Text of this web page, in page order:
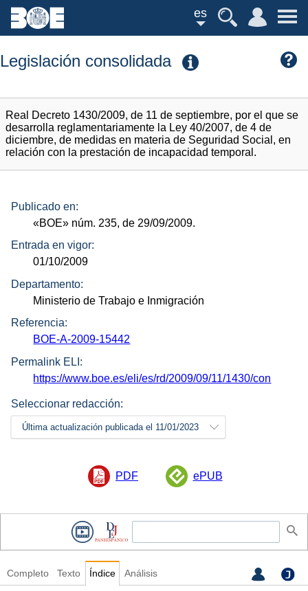
es
Legislación consolidada
Real Decreto 1430/2009, de 11 de septiembre, por el que se
desarrolla reglamentariamente la Ley 40/2007, de 4 de
diciembre, de medidas en materia de Seguridad Social, en
relación con la prestación de incapacidad temporal.
Publicado en:
«BOE» núm. 235, de 29/09/2009.
Entrada en vigor:
01/10/2009
Departamento:
Ministerio de Trabajo e Inmigración
Referencia:
BOE-A-2009-15442
Permalink ELI:
https://www.boe.es/eli/es/rd/2009/09/11/1430/con
Seleccionar redacción:
Última actualización publicada el 11/01/2023
PDF ePUB
Completo Texto Índice Análisis